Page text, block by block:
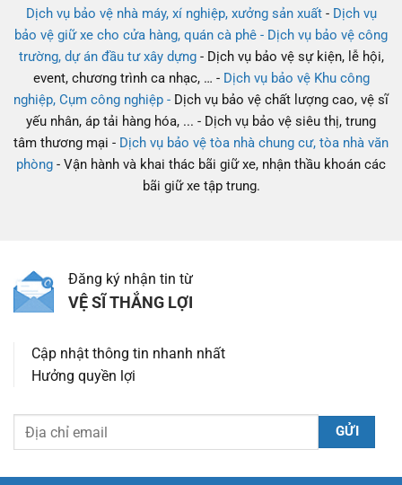
Dịch vụ bảo vệ nhà máy, xí nghiệp, xưởng sản xuất- Dịch vụ
bảo vệ giữ xe cho cửa hàng, quán cà phê - Dịch vụ bảo vệ công
trường, dự án đầu tư xây dựng- Dịch vụ bảo vệ sự kiện, lễ hội,
event, chương trình ca nhạc, … - Dịch vụ bảo vệ Khu công
nghiệp, Cụm công nghiệp - Dịch vụ bảo vệ chất lượng cao, vệ sĩ
yếu nhân, áp tải hàng hóa, ... - Dịch vụ bảo vệ siêu thị, trung
tâm thương mại - Dịch vụ bảo vệ tòa nhà chung cư, tòa nhà văn
phòng - Vận hành và khai thác bãi giữ xe, nhận thầu khoán các
bãi giữ xe tập trung.
Đăng ký nhận tin từ
VỆ SĨ THẮNG LỢI
Cập nhật thông tin nhanh nhất
Hưởng quyền lợi